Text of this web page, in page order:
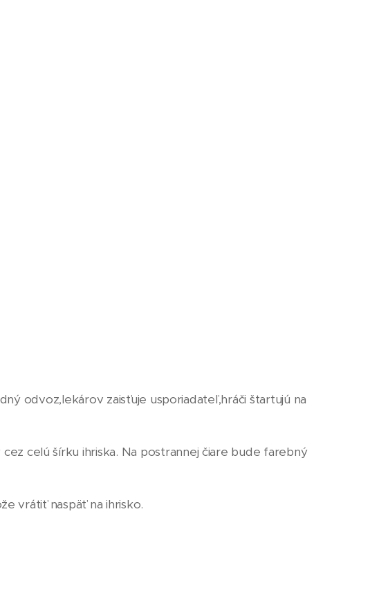
odvoz,lekárov zaisťuje usporiadateľ,hráči štartujú na
celú šírku ihriska. Na postrannej čiare bude farebný
vrátiť naspäť na ihrisko.